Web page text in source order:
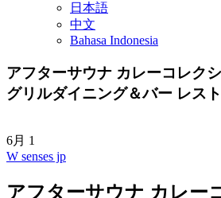
日本語
中文
Bahasa Indonesia
アフターサウナ カレーコレク
グリルダイニング＆バー レス
6月 1
W senses jp
アフターサウナ カレー